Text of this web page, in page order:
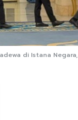
di Istana Negara,